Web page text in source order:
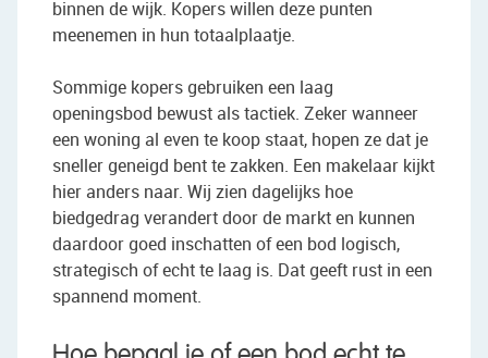
binnen de wijk. Kopers willen deze punten
meenemen in hun totaalplaatje.
Sommige kopers gebruiken een laag
openingsbod bewust als tactiek. Zeker wanneer
een woning al even te koop staat, hopen ze dat je
sneller geneigd bent te zakken. Een makelaar kijkt
hier anders naar. Wij zien dagelijks hoe
biedgedrag verandert door de markt en kunnen
daardoor goed inschatten of een bod logisch,
strategisch of echt te laag is. Dat geeft rust in een
spannend moment.